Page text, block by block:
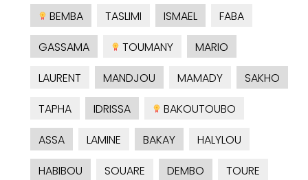
BEMBA
TASLIMI ISMAEL
FABA
GASSAMA
TOUMANY
MARIO
LAURENT
MANDJOU MAMADY
SAKHO
TAPHA
IDRISSA
BAKOUTOUBO
ASSA
LAMINE BAKAY
HALYLOU
HABIBOU
SOUARE DEMBO
TOURE